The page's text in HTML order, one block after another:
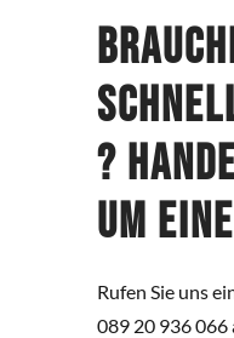
?
um
Rufen Sie uns
089 20 936 066